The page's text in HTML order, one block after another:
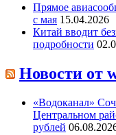
Прямое
с мая 15.04.2026
Китай вводит
подробности
Новости от
«Водоканал»
Центральном
рублей